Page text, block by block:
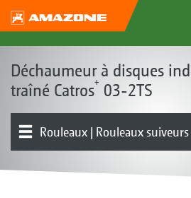
Déchaumeur à disques
traîné Catros+ 03-2TS
Rouleaux | Rouleaux suiveurs